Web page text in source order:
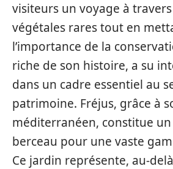
visiteurs un voyage à
végétales rares tout en
l’importance de la
riche de son histoire, a su
dans un cadre essentiel au
patrimoine. Fréjus, grâce à
méditerranéen, constitue
berceau pour une vaste
Ce jardin représente, au-